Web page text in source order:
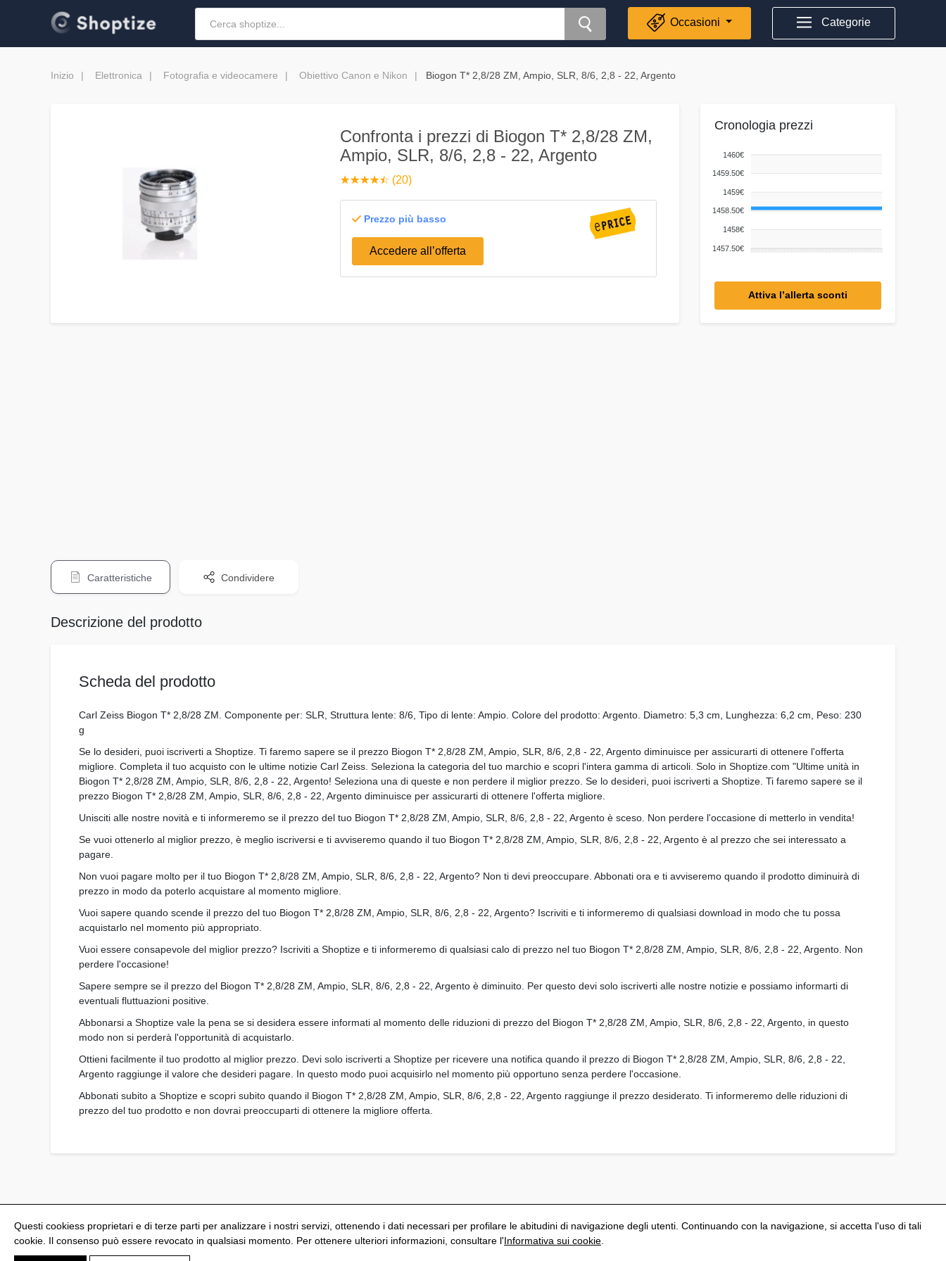
Occasioni Categorie
Inizio Elettronica Fotografia e videocamere Obiettivo Canon e Nikon Biogon T* 2,8/28 ZM, Ampio, SLR, 8/6, 2,8 - 22, Argento
Confronta i prezzi di Biogon T* 2,8/28 ZM,
Ampio, SLR, 8/6, 2,8 - 22, Argento
☆☆☆☆☆
★★★★★ (20)
Prezzo più basso
Accedere all’offerta
Cronologia prezzi
1460€
1459.50€
1459€
1458.50€
1458€
1457.50€
Attiva l’allerta sconti
Caratteristiche Condividere
Descrizione del prodotto
Scheda del prodotto
Carl Zeiss Biogon T* 2,8/28 ZM. Componente per: SLR, Struttura lente: 8/6, Tipo di lente: Ampio. Colore del prodotto: Argento. Diametro: 5,3 cm, Lunghezza: 6,2 cm, Peso: 230
g
Se lo desideri, puoi iscriverti a Shoptize. Ti faremo sapere se il prezzo Biogon T* 2,8/28 ZM, Ampio, SLR, 8/6, 2,8 - 22, Argento diminuisce per assicurarti di ottenere l'offerta
migliore. Completa il tuo acquisto con le ultime notizie Carl Zeiss. Seleziona la categoria del tuo marchio e scopri l'intera gamma di articoli. Solo in Shoptize.com "Ultime unità in
Biogon T* 2,8/28 ZM, Ampio, SLR, 8/6, 2,8 - 22, Argento! Seleziona una di queste e non perdere il miglior prezzo. Se lo desideri, puoi iscriverti a Shoptize. Ti faremo sapere se il
prezzo Biogon T* 2,8/28 ZM, Ampio, SLR, 8/6, 2,8 - 22, Argento diminuisce per assicurarti di ottenere l'offerta migliore.
Unisciti alle nostre novità e ti informeremo se il prezzo del tuo Biogon T* 2,8/28 ZM, Ampio, SLR, 8/6, 2,8 - 22, Argento è sceso. Non perdere l'occasione di metterlo in vendita!
Se vuoi ottenerlo al miglior prezzo, è meglio iscriversi e ti avviseremo quando il tuo Biogon T* 2,8/28 ZM, Ampio, SLR, 8/6, 2,8 - 22, Argento è al prezzo che sei interessato a
pagare.
Non vuoi pagare molto per il tuo Biogon T* 2,8/28 ZM, Ampio, SLR, 8/6, 2,8 - 22, Argento? Non ti devi preoccupare. Abbonati ora e ti avviseremo quando il prodotto diminuirà di
prezzo in modo da poterlo acquistare al momento migliore.
Vuoi sapere quando scende il prezzo del tuo Biogon T* 2,8/28 ZM, Ampio, SLR, 8/6, 2,8 - 22, Argento? Iscriviti e ti informeremo di qualsiasi download in modo che tu possa
acquistarlo nel momento più appropriato.
Vuoi essere consapevole del miglior prezzo? Iscriviti a Shoptize e ti informeremo di qualsiasi calo di prezzo nel tuo Biogon T* 2,8/28 ZM, Ampio, SLR, 8/6, 2,8 - 22, Argento. Non
perdere l'occasione!
Sapere sempre se il prezzo del Biogon T* 2,8/28 ZM, Ampio, SLR, 8/6, 2,8 - 22, Argento è diminuito. Per questo devi solo iscriverti alle nostre notizie e possiamo informarti di
eventuali fluttuazioni positive.
Abbonarsi a Shoptize vale la pena se si desidera essere informati al momento delle riduzioni di prezzo del Biogon T* 2,8/28 ZM, Ampio, SLR, 8/6, 2,8 - 22, Argento, in questo
modo non si perderà l'opportunità di acquistarlo.
Ottieni facilmente il tuo prodotto al miglior prezzo. Devi solo iscriverti a Shoptize per ricevere una notifica quando il prezzo di Biogon T* 2,8/28 ZM, Ampio, SLR, 8/6, 2,8 - 22,
Argento raggiunge il valore che desideri pagare. In questo modo puoi acquisirlo nel momento più opportuno senza perdere l'occasione.
Abbonati subito a Shoptize e scopri subito quando il Biogon T* 2,8/28 ZM, Ampio, SLR, 8/6, 2,8 - 22, Argento raggiunge il prezzo desiderato. Ti informeremo delle riduzioni di
prezzo del tuo prodotto e non dovrai preoccuparti di ottenere la migliore offerta.
Questi cookiess proprietari e di terze parti per analizzare i nostri servizi, ottenendo i dati necessari per profilare le abitudini di navigazione degli utenti. Continuando con la navigazione, si accetta l'uso di tali
cookie. Il consenso può essere revocato in qualsiasi momento. Per ottenere ulteriori informazioni, consultare l'Informativa sui cookie